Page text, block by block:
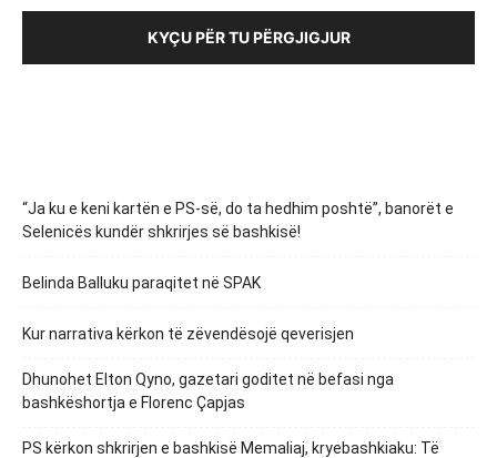
KYÇU PËR TU PËRGJIGJUR
“Ja ku e keni kartën e PS-së, do ta hedhim poshtë”, banorët e
Selenicës kundër shkrirjes së bashkisë!
Belinda Balluku paraqitet në SPAK
Kur narrativa kërkon të zëvendësojë qeverisjen
Dhunohet Elton Qyno, gazetari goditet në befasi nga
bashkëshortja e Florenc Çapjas
PS kërkon shkrirjen e bashkisë Memaliaj, kryebashkiaku: Të